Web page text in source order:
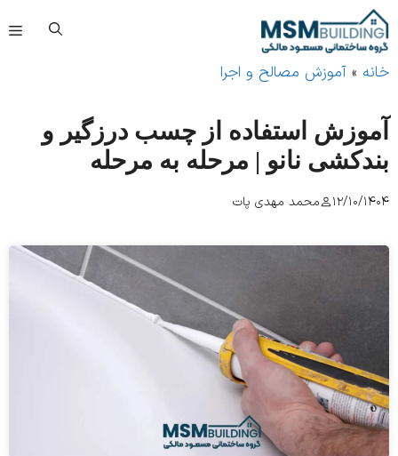
»آموزش مصالح و اجرا
استفاده از چسب درزگیر و
نانو | مرحله‌ به‌ مرحله
12/10/ محمد مهدی پات